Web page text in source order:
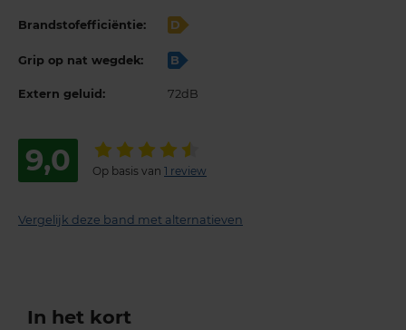
Brandstofefficiëntie: D
Grip op nat wegdek: B
Extern geluid: 72dB
9,0 Op basis van 1 review
Vergelijk deze band met alternatieven
In het kort